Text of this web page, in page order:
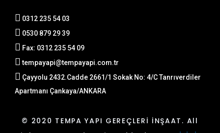
0312 235 54 03
0530 879 29 39
Fax: 0312 235 54 09
tempayapi@tempayapi.com.tr
Çayyolu 2432.Cadde 2661/1 Sokak No: 4/C Tanrıverdiler
Apartmanı Çankaya/ANKARA
© 2020 TEMPA YAPI GEREÇLERİ İNŞAAT. All